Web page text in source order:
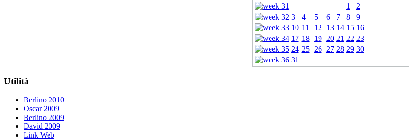
1
2
3
4 5 6 7 8
9
10 11 12 13 14 15 16
17 18 19 20 21 22 23
24 25 26 27 28 29 30
31
Utilità
Berlino 2010
Oscar 2009
Berlino 2009
David 2009
Link Web